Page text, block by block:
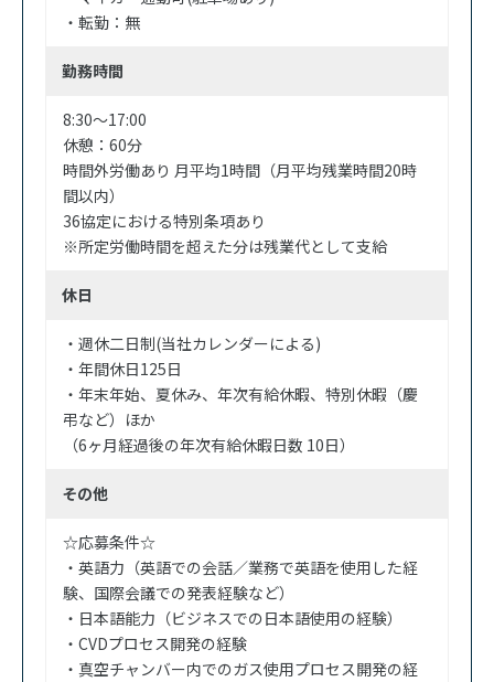
・転勤：無
勤務時間
8:30〜17:00
休憩：60分
時間外労働あり 月平均1時間（月平均残業時間20時
間以内）
36協定における特別条項あり
※所定労働時間を超えた分は残業代として支給
休日
・週休二日制(当社カレンダーによる)
・年間休日125日
・年末年始、夏休み、年次有給休暇、特別休暇（慶
弔など）ほか
（6ヶ月経過後の年次有給休暇日数 10日）
その他
☆応募条件☆
・英語力（英語での会話／業務で英語を使用した経
験、国際会議での発表経験など）
・日本語能力（ビジネスでの日本語使用の経験）
・CVDプロセス開発の経験
・真空チャンバー内でのガス使用プロセス開発の経